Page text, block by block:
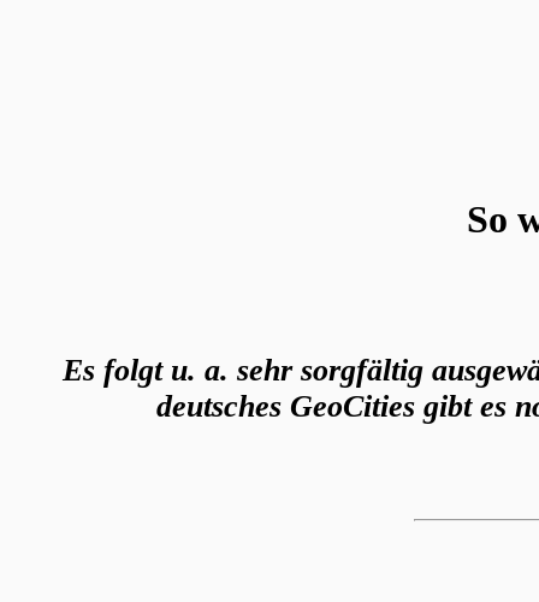
So
Es folgt u. a. sehr sorgfältig
deutsches GeoCities gibt es